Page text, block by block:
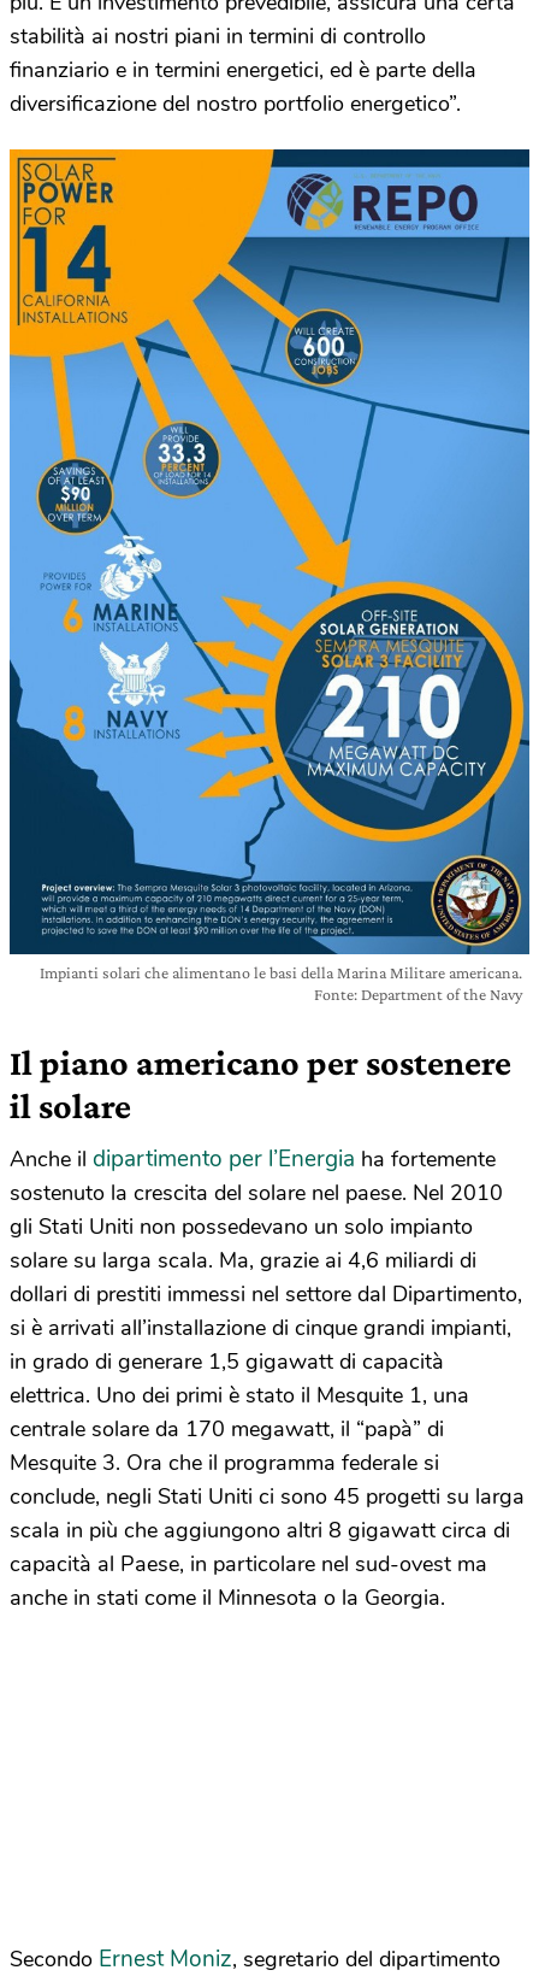
stabilità ai nostri piani in termini di controllo
finanziario e in termini energetici, ed è parte della
diversificazione del nostro portfolio energetico”.
Impianti solari che alimentano le basi della Marina Militare americana.
Fonte: Department of the Navy
Il piano americano per sostenere
il solare
Anche il dipartimento per l’Energia ha fortemente
sostenuto la crescita del solare nel paese. Nel 2010
gli Stati Uniti non possedevano un solo impianto
solare su larga scala. Ma, grazie ai 4,6 miliardi di
dollari di prestiti immessi nel settore dal Dipartimento,
si è arrivati all’installazione di cinque grandi impianti,
in grado di generare 1,5 gigawatt di capacità
elettrica. Uno dei primi è stato il Mesquite 1, una
centrale solare da 170 megawatt, il “papà” di
Mesquite 3. Ora che il programma federale si
conclude, negli Stati Uniti ci sono 45 progetti su larga
scala in più che aggiungono altri 8 gigawatt circa di
capacità al Paese, in particolare nel sud-ovest ma
anche in stati come il Minnesota o la Georgia.
Secondo Ernest Moniz, segretario del dipartimento